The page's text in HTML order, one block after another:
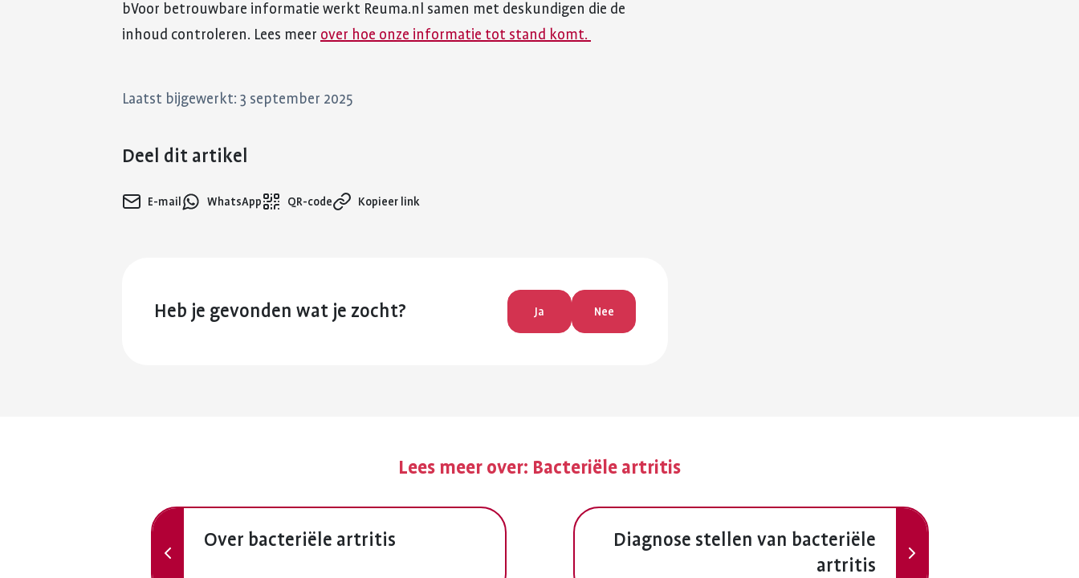
bVoor betrouwbare informatie werkt Reuma.nl samen met deskundigen die de
inhoud controleren. Lees meer over hoe onze informatie tot stand komt.
Laatst bijgewerkt: 3 september 2025
Deel dit artikel
E-mail WhatsApp QR-code Kopieer link
Heb je gevonden wat je zocht? Ja Nee
Lees meer over: Bacteriële artritis
Vorige
Over bacteriële artritis
Diagnose stellen van bacteriële
artritis